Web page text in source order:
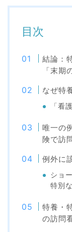
目次
結論：
「末期
なぜ特
「看
唯一の
険で訪
例外に
ショ
特別
特養・
の訪問